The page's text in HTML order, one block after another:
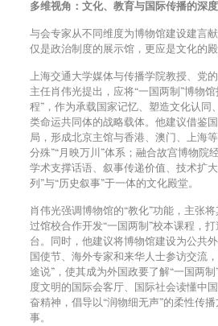
多维视角：文化、教育与国际传播的深
与会专家从不同维度为博物馆建设建言
仅是政治制度的展示馆，更应是文化的殿
上海交通大学媒体与传播学院教授、党
主任肖伟光提出，应将“一国两制”博物
程”，作为承载国家记忆、塑造文化认同
类命运共同体的战略载体。他建议借鉴
局，形成北京主馆与香港、澳门、上海
分殊”“月映万川”体系；融合故宫博物院
学术支撑话语、叙事传递价值、技术扩
列”与“历史叙事”于一体的文化殿堂。
肖伟光强调博物馆的“教化”功能，主张
过馆校合作开发“一国两制”校本课程，
台。同时，他建议将博物馆建设为公共
国使节、海外专家和来华人士参访交流
途说”，使其成为外国政要了解“一国两
度文明的国际会客厅、国际社会读懂中
奋精神，倡导以“润物细无声”的柔性传
事。